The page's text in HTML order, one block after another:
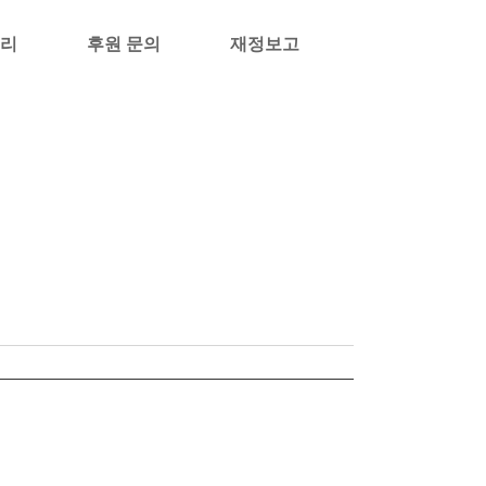
후원 문의 재정보고